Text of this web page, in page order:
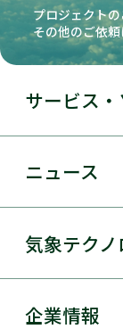
プロジェクト
その他のご依
サービス
事業領域
サービス・ソ
太陽光発電
ニュース
気象テク
気象テクノロジ
企業情報